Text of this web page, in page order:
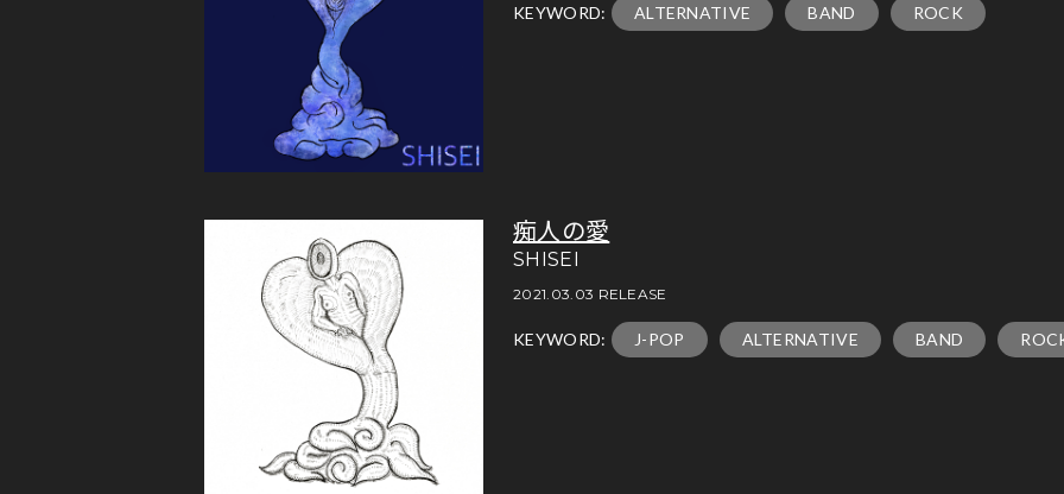
KEYWORD: ALTERNATIVE BAND ROCK
痴人の愛
SHISEI
2021.03.03 RELEASE
KEYWORD: J-POP ALTERNATIVE BAND